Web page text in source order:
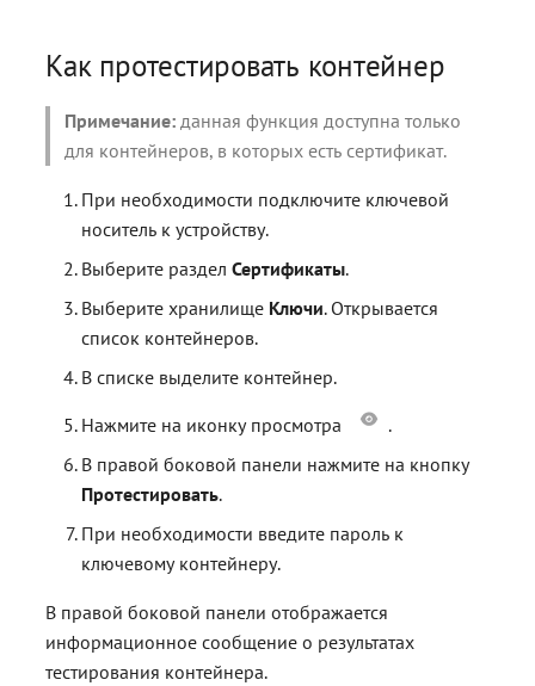
Как протестировать контейнер
Примечание: данная функция доступна только
для контейнеров, в которых есть сертификат.
При необходимости подключите ключевой
носитель к устройству.
Выберите разделСертификаты.
Выберите хранилище Ключи. Открывается
список контейнеров.
В списке выделите контейнер.
Нажмите на иконку просмотра
.
В правой боковой панели нажмите на кнопку
Протестировать.
При необходимости введите пароль к
ключевому контейнеру.
В правой боковой панели отображается
информационное сообщение о результатах
тестирования контейнера.